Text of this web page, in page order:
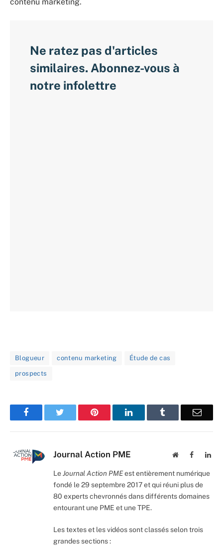
Ne ratez pas d'articles
similaires. Abonnez-vous à
notre infolettre
Blogueur contenu marketing Étude de cas
prospects
Facebook Pinterest LinkedIn Email
Journal Action PME WebsiteFacebook
LeJournal Action PMEest entièrement numérique
fondé le 29 septembre 2017 et qui réuni plus de
80 experts chevronnés dans différents domaines
entourant une PME et une TPE.
Les textes et les vidéos sont classés selon trois
grandes sections :